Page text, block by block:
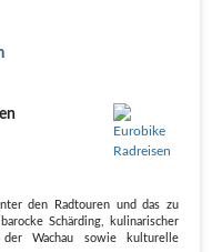
den Radtouren und das zu
Schärding, kulinarischer
Wachau sowie kulturelle